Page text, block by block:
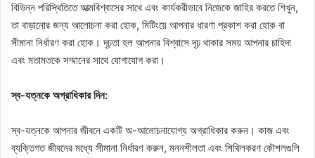
বিভিন্ন পরিস্থিতিতে আত্মবিশ্বাসের সাথে এবং কার্যকরীভাবে নিজেকে জাহির করতে শিখুন,
তা বাড়ানোর জন্য আলোচনা করা হোক, মিটিংয়ে আপনার ধারণা প্রকাশ করা হোক বা
সীমানা নির্ধারণ করা হোক। দৃঢ়তা হল আপনার বিশ্বাসে দৃঢ় থাকার সময় আপনার চাহিদা
এবং মতামতকে সম্মানের সাথে যোগাযোগ করা।
স্ব-যত্নকে অগ্রাধিকার দিন:
স্ব-যত্নকে আপনার জীবনে একটি অ-আলোচনাযোগ্য অগ্রাধিকার করুন। কাজ এবং
ব্যক্তিগত জীবনের মধ্যে সীমানা নির্ধারণ করুন, মননশীলতা এবং শিথিলকরণ কৌশলগুলি